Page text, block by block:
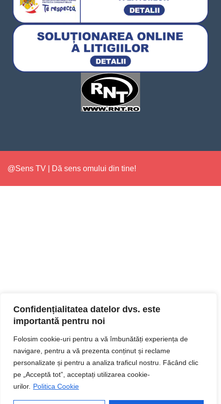
Confidențialitatea datelor dvs. este
importantă pentru noi
Folosim cookie-uri pentru a vă îmbunătăți experiența de
navigare, pentru a vă prezenta conținut și reclame
personalizate și pentru a analiza traficul nostru. Făcând clic
pe „Acceptă tot”, acceptați utilizarea cookie-
urilor. Politica Cookie
@Sens TV | Dă sens omului din tine!